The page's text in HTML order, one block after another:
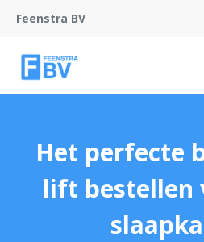
Feenstra BV
Het perfecte
lift bestellen